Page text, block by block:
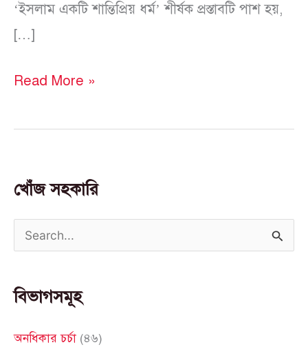
‘ইসলাম একটি শান্তিপ্রিয় ধর্ম’ শীর্ষক প্রস্তাবটি পাশ হয়,
[…]
Read More »
খোঁজ সহকারি
a
c
বিভাগসমূহ
অনধিকার চর্চা (৪৬)